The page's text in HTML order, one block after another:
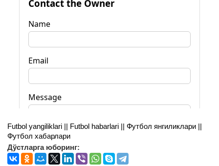
Futbol yangiliklari || Futbol habarlari || Футбол янгиликлари ||
Футбол хабарлари
Дўстларга юборинг: